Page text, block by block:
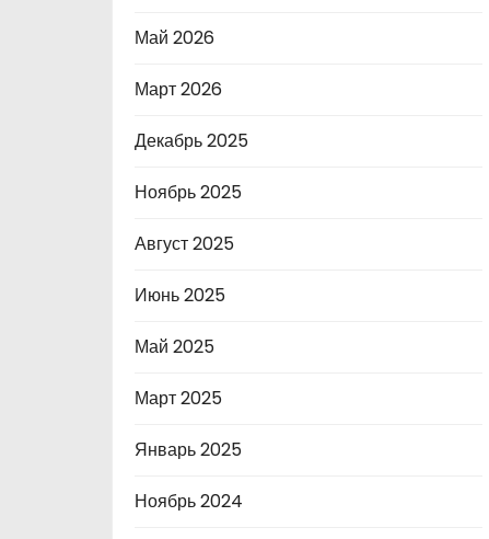
Май 2026
Март 2026
Декабрь 2025
Ноябрь 2025
Август 2025
Июнь 2025
Май 2025
Март 2025
Январь 2025
Ноябрь 2024